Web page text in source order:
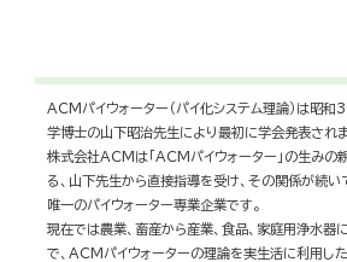
ACMパイウォーター（パイ化システム理論）は昭和
学博士の山下昭治先生により最初に学会発表されま
株式会社ACMは「ACMパイウォーター」の生みの
る、山下先生から直接指導を受け、その関係が続い
唯一のパイウォーター専業企業です。
現在では農業、畜産から産業、食品、家庭用浄水器
で、ACMパイウォーターの理論を実生活に利用し